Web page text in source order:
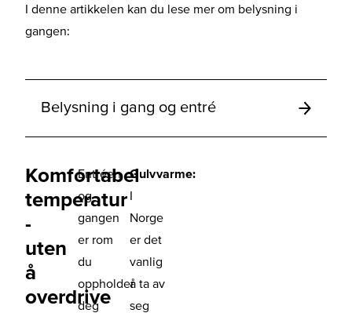
I denne artikkelen kan du lese mer om belysning i
gangen:
Belysning i gang og entré
Komfortabel
temperatur
-
uten
å
overdrive
Entréen
og
gangen
er rom
du
oppholder
deg
Gulvvarme:
I
Norge
er det
vanlig
å ta av
seg